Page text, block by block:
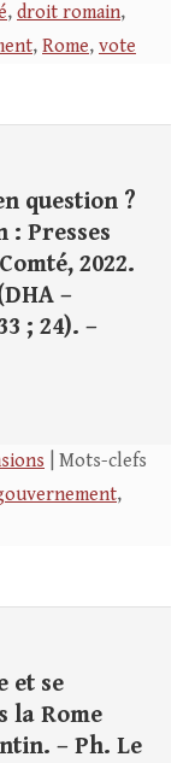
, droit romain,
, Rome, vote
question ?
: Presses
2022.
–
; 24). –
| Mots-clefs
,
et se
la Rome
– Ph. Le